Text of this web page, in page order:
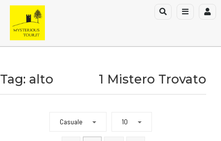
Tag: alto 1 Mistero Trovato
Casuale 10